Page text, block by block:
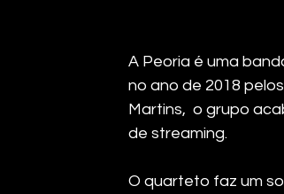
A Peoria é uma
no ano de 2018
Martins,  o grupo
de streaming.
O quarteto faz um